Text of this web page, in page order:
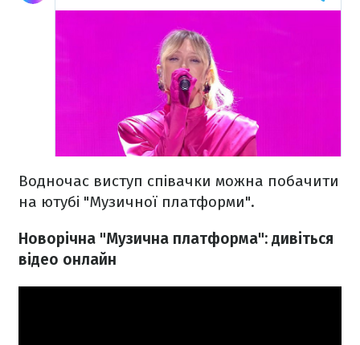
Водночас виступ співачки можна побачити
на ютубі "Музичної платформи".
Новорічна "Музична платформа": дивіться
відео онлайн